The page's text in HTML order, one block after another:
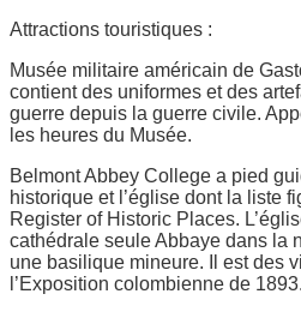
Attractions touristiques :
Musée militaire américain de
contient des uniformes et des
guerre depuis la guerre civile.
les heures du Musée.
Belmont Abbey College a pied
historique et l’église dont la liste
Register of Historic Places.
cathédrale seule Abbaye dans la
une basilique mineure. Il est des
l’Exposition colombienne de 1893.